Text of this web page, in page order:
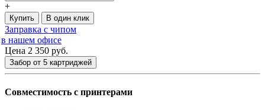
+
Купить В один клик
Заправка с чипом
в нашем офисе
Цена 2 350 руб.
Забор от 5 картриджей
Совместимость с принтерами